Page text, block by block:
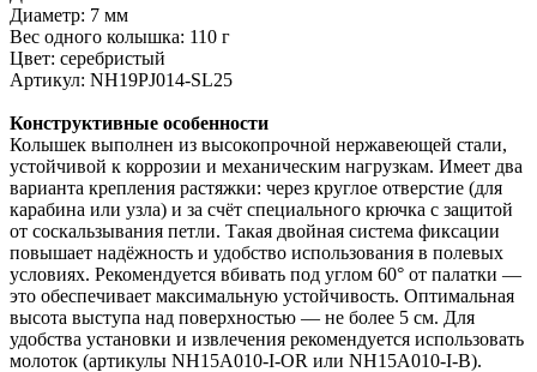
Диаметр: 7 мм
Вес одного колышка: 110 г
Цвет: серебристый
Артикул: NH19PJ014-SL25
Конструктивные особенности
Колышек выполнен из высокопрочной нержавеющей стали,
устойчивой к коррозии и механическим нагрузкам. Имеет два
варианта крепления растяжки: через круглое отверстие (для
карабина или узла) и за счёт специального крючка с защитой
от соскальзывания петли. Такая двойная система фиксации
повышает надёжность и удобство использования в полевых
условиях. Рекомендуется вбивать под углом 60° от палатки —
это обеспечивает максимальную устойчивость. Оптимальная
высота выступа над поверхностью — не более 5 см. Для
удобства установки и извлечения рекомендуется использовать
молоток (артикулы NH15A010-I-OR или NH15A010-I-B).